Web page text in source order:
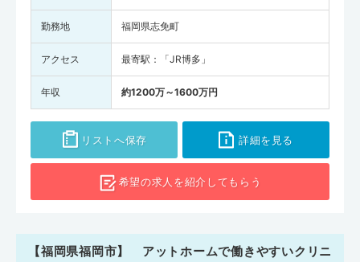
勤務地 福岡県志免町
アクセス 最寄駅：「JR博多」
年収 約1200万～1600万円
リストへ保存 詳細を見る
希望の求人を紹介してもらう
【福岡県福岡市】 アットホームで働きやすいクリニ